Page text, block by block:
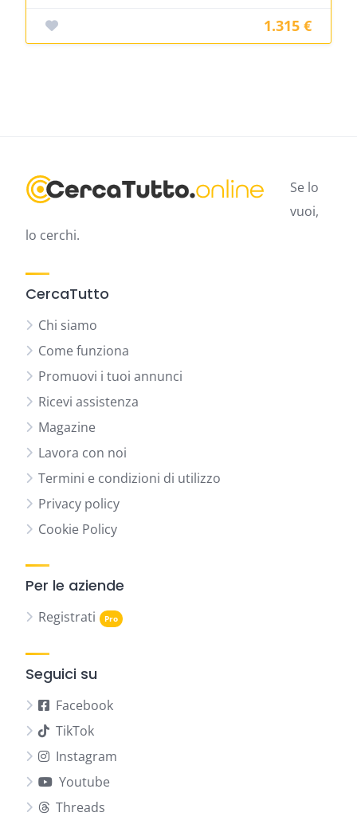
1.315 €
Se lo
vuoi,
lo cerchi.
CercaTutto
Chi siamo
Come funziona
Promuovi i tuoi annunci
Ricevi assistenza
Magazine
Lavora con noi
Termini e condizioni di utilizzo
Privacy policy
Cookie Policy
Per le aziende
Registrati
Seguici su
Facebook
TikTok
Instagram
Youtube
Threads